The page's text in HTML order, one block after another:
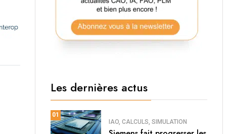
Les dernières actus
01
IAO, CALCULS, SIMULATION